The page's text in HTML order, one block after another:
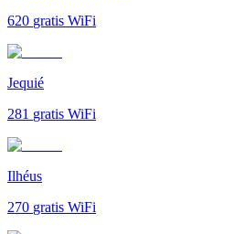
620 gratis WiFi
Jequié
281 gratis WiFi
Ilhéus
270 gratis WiFi